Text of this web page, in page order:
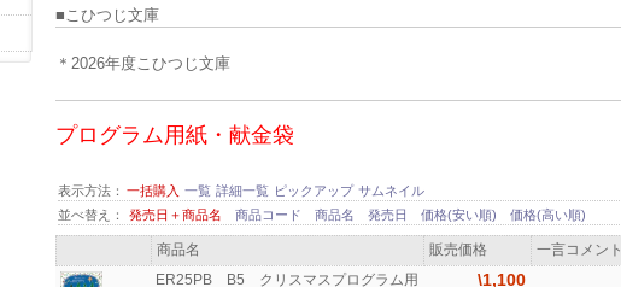
■こひつじ文庫
＊2026年度こひつじ文庫
プログラム用紙・献金袋
表示方法： 一括購入 一覧 詳細一覧 ピックアップ サムネイル
並べ替え：
発売日＋商品名 商品コード 商品名 発売日 価格(安い順) 価格(高い順)
商品名 販売価格 一言コメント
ER25PB B5 クリスマスプログラム用
\1,100